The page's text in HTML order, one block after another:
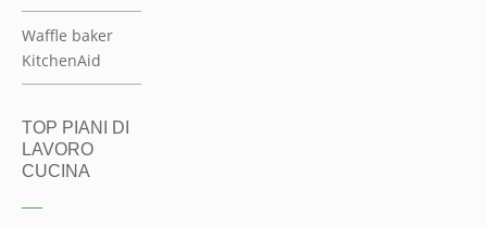
Waffle baker
KitchenAid
TOP PIANI DI
LAVORO
CUCINA